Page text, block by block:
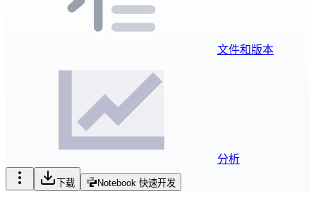
文件和版本
分析
下载 Notebook 快速开发